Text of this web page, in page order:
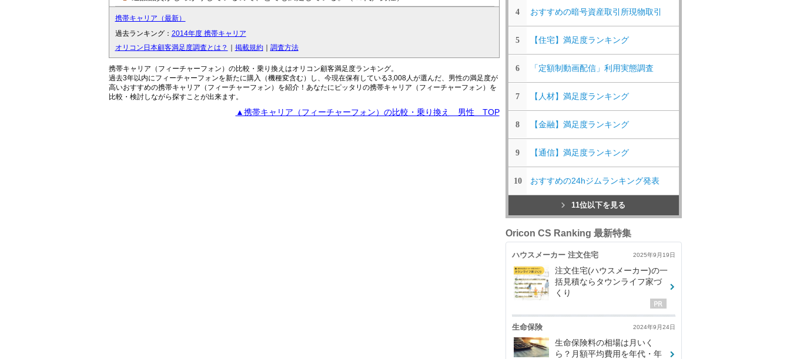
携帯キャリア（最新）
過去ランキング： 2014年度 携帯キャリア
オリコン日本顧客満足度調査とは？
掲載規約｜ 調査方法
携帯キャリア（フィーチャーフォン）の比較・乗り換えはオリコン顧客満足度ランキング。
過去3年以内にフィーチャーフォンを新たに購入（機種変含む）し、今現在保有している3,008人が選んだ、男性の満足度が
高いおすすめの携帯キャリア（フィーチャーフォン）を紹介！あなたにピッタリの携帯キャリア（フィーチャーフォン）を
比較・検討しながら探すことが出来ます。
▲携帯キャリア（フィーチャーフォン）の比較・乗り換え 男性 TOP
4 おすすめの暗号資産取引所現物取引
5 【住宅】満足度ランキング
6 「定額制動画配信」利用実態調査
7 【人材】満足度ランキング
8 【金融】満足度ランキング
9 【通信】満足度ランキング
10 おすすめの24hジムランキング発表
11位以下を見る
Oricon CS Ranking 最新特集
ハウスメーカー 注文住宅 2025年9月19日
注文住宅(ハウスメーカー)の一
括見積ならタウンライフ家づ
くり
生命保険 2024年9月24日
生命保険料の相場は月いく
ら？月額平均費用を年代・年